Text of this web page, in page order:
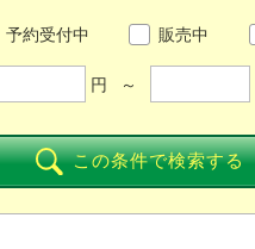
予約受付中 販売中
円 ～
この条件で検索する